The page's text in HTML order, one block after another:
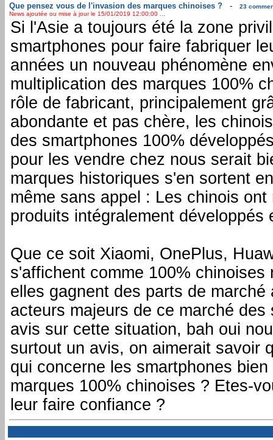
Que pensez vous de l'invasion des marques chinoises ? -
23
News ajoutée ou mise à jour le 15/01/2019 12:00:00 ...
Si l'Asie a toujours été la zone
smartphones pour faire fabriquer
années un nouveau phénomène
multiplication des marques 100%
rôle de fabricant, principalement
abondante et pas chère, les
des smartphones 100%
pour les vendre chez nous serait
marques historiques s'en sortent
même sans appel : Les chinois
produits intégralement développés
Que ce soit Xiaomi, OnePlus,
s'affichent comme 100%
elles gagnent des parts de
acteurs majeurs de ce marché
avis sur cette situation, bah oui
surtout un avis, on aimerait savoir
qui concerne les smartphones
marques 100% chinoises ? Etes-
leur faire confiance ?